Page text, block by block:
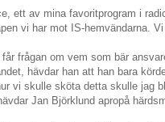
ett av mina favoritprogram i
vi har mot IS-hemvändarna.
frågan om vem som bär
hävdar han att han bara
vi skulle sköta detta skulle jag
Jan Björklund apropå